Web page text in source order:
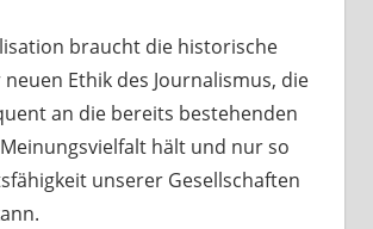
braucht die historische
Ethik des Journalismus, die
an die bereits bestehenden
hält und nur so
unserer Gesellschaften